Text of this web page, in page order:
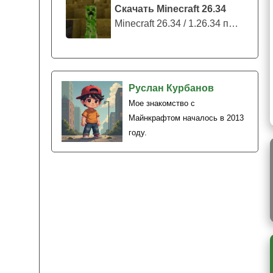
Скачать Minecraft 26.34
Minecraft 26.34 / 1.26.34 представляе...
Руслан Курбанов
Мое знакомство с
Майнкрафтом началось в 2013
году.